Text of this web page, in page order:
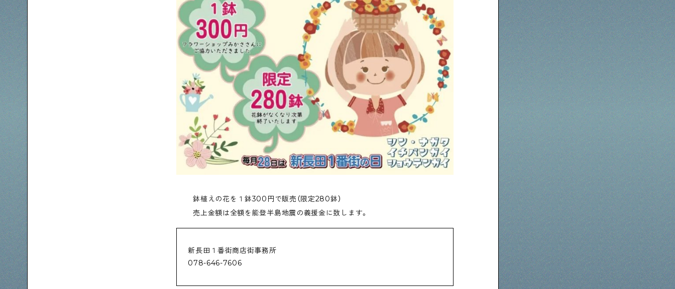
鉢植えの花を１鉢300円で販売（限定280鉢）
売上金額は全額を能登半島地震の義援金に致します。
新長田１番街商店街事務所
078-646-7606